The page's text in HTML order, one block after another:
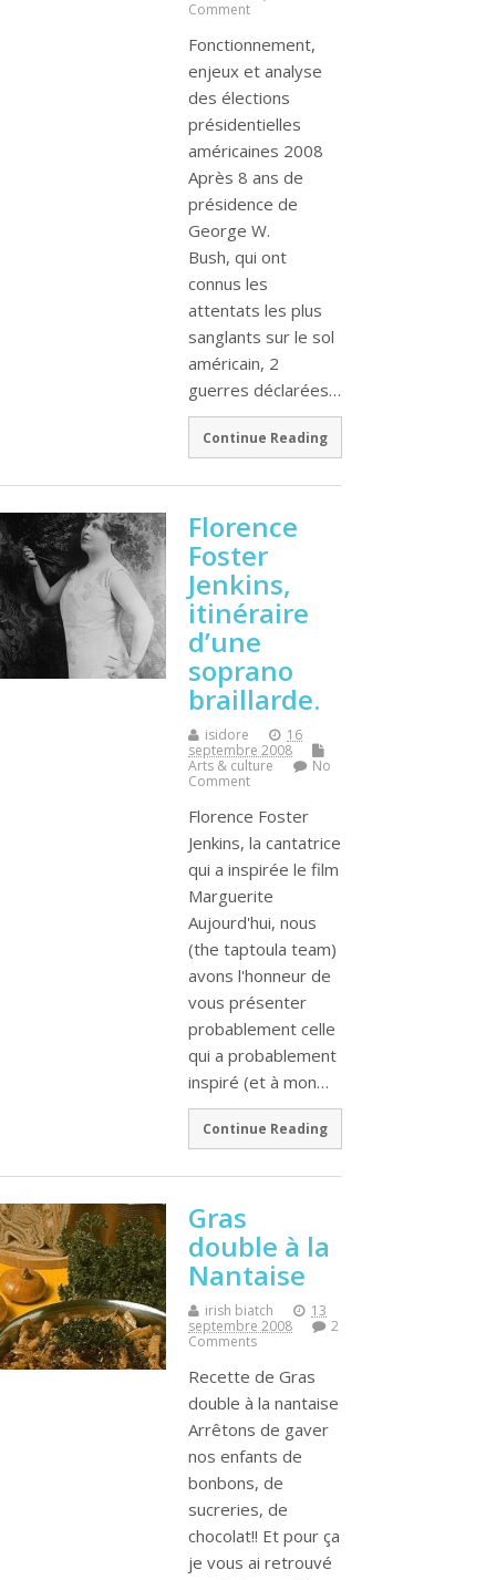
Comment
Fonctionnement,
enjeux et analyse
des élections
présidentielles
américaines 2008
Après 8 ans de
présidence de
George W.
Bush, qui ont
connus les
attentats les plus
sanglants sur le sol
américain, 2
guerres déclarées…
Continue Reading
Florence
Foster
Jenkins,
itinéraire
d’une
soprano
braillarde.
isidore
16
septembre 2008
Arts & culture
No
Comment
Florence Foster
Jenkins, la cantatrice
qui a inspirée le film
Marguerite
Aujourd'hui, nous
(the taptoula team)
avons l'honneur de
vous présenter
probablement celle
qui a probablement
inspiré (et à mon…
Continue Reading
Gras
double à la
Nantaise
irish biatch
13
septembre 2008
2
Comments
Recette de Gras
double à la nantaise
Arrêtons de gaver
nos enfants de
bonbons, de
sucreries, de
chocolat!! Et pour ça
je vous ai retrouvé